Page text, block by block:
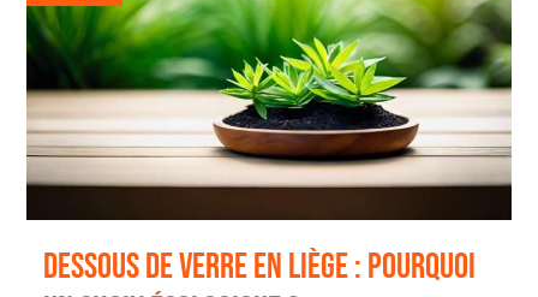
Dessous de verre en liège : pourquoi